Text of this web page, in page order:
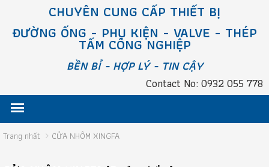
CHUYÊN CUNG CẤP THIẾT BỊ
ĐƯỜNG ỐNG - PHỤ KIỆN - VALVE - THÉP
TẤM CÔNG NGHIỆP
BỀN BỈ - HỢP LÝ - TIN CẬY
Contact No: 0932 055 778
Trang nhất CỬA NHÔM XINGFA